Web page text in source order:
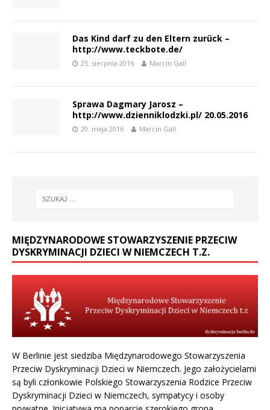
Das Kind darf zu den Eltern zurück –
http://www.teckbote.de/
25. sierpnia 2016 Marcin Gall
Sprawa Dagmary Jarosz –
http://www.dzienniklodzki.pl/ 20.05.2016
20. maja 2016 Marcin Gall
MIĘDZYNARODOWE STOWARZYSZENIE PRZECIW
DYSKRYMINACJI DZIECI W NIEMCZECH T.Z.
W Berlinie jest siedziba Międzynarodowego Stowarzyszenia
Przeciw Dyskryminacji Dzieci w Niemczech. Jego założycielami
są byli członkowie Polskiego Stowarzyszenia Rodzice Przeciw
Dyskryminacji Dzieci w Niemczech, sympatycy i osoby